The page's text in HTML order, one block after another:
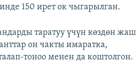
150 ирет ок чыгарылган.
таратуу үчүн көздөн жаш
он чакты имаратка,
тоноо менен да коштолгон.